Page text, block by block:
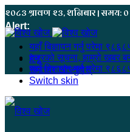
२०८३ श्रावण २३, शनिबार | समय:
Alert:
यहाँ बिज्ञापन गर्नु परेमा
हजुरको सूचना, हाम्रो खबर
यहाँ बिज्ञापन गर्नु परेमा
मेनू
समाचार खोज्नुहोस्
Switch skin